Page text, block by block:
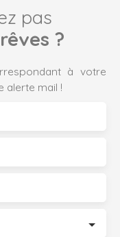
pas
?
à votre
alerte mail !